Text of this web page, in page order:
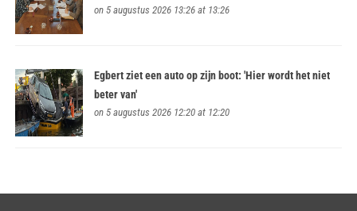
on 5 augustus 2026 13:26 at 13:26
Egbert ziet een auto op zijn boot: 'Hier wordt het niet
beter van'
on 5 augustus 2026 12:20 at 12:20